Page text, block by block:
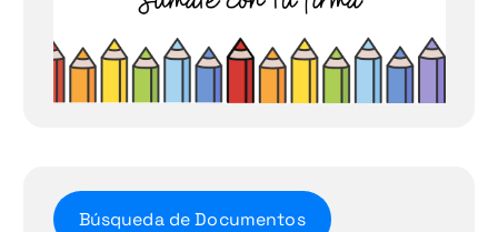
Búsqueda de Documentos